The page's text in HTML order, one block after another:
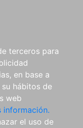
terceros para
en base a
hábitos de
web
información.
el uso de